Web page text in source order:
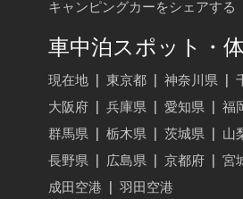
キャンピングカーをシェアする
車中泊スポット・
現在地 東京都 神奈川県
大阪府
兵庫県 愛知県 福
群馬県
栃木県 茨城県 山
長野県
広島県 京都府 宮
成田空港
羽田空港